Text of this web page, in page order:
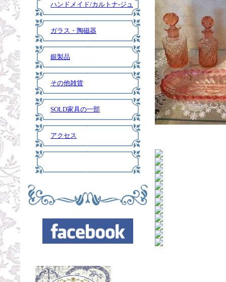
ハンドメイド/カルトナ-ジュ
ガラス・陶磁器
銀製品
その他雑貨
SOLD家具の一部
アクセス